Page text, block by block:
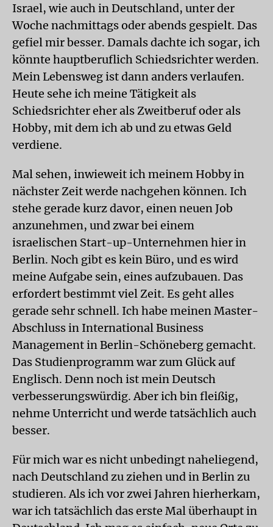
Israel, wie auch in Deutschland, unter der
Woche nachmittags oder abends gespielt. Das
gefiel mir besser. Damals dachte ich sogar, ich
könnte hauptberuflich Schiedsrichter werden.
Mein Lebensweg ist dann anders verlaufen.
Heute sehe ich meine Tätigkeit als
Schiedsrichter eher als Zweitberuf oder als
Hobby, mit dem ich ab und zu etwas Geld
verdiene.
Mal sehen, inwieweit ich meinem Hobby in
nächster Zeit werde nachgehen können. Ich
stehe gerade kurz davor, einen neuen Job
anzunehmen, und zwar bei einem
israelischen Start-up-Unternehmen hier in
Berlin. Noch gibt es kein Büro, und es wird
meine Aufgabe sein, eines aufzubauen. Das
erfordert bestimmt viel Zeit. Es geht alles
gerade sehr schnell. Ich habe meinen Master-
Abschluss in International Business
Management in Berlin-Schöneberg gemacht.
Das Studienprogramm war zum Glück auf
Englisch. Denn noch ist mein Deutsch
verbesserungswürdig. Aber ich bin fleißig,
nehme Unterricht und werde tatsächlich auch
besser.
Für mich war es nicht unbedingt naheliegend,
nach Deutschland zu ziehen und in Berlin zu
studieren. Als ich vor zwei Jahren hierherkam,
war ich tatsächlich das erste Mal überhaupt in